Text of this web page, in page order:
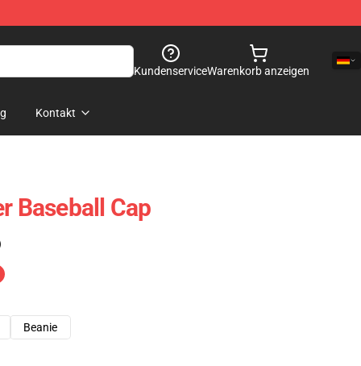
KundenserviceWarenkorb anzeigen
Kontakt
Baseball Cap
Beanie